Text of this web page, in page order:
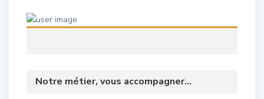
Notre métier, vous accompagner...